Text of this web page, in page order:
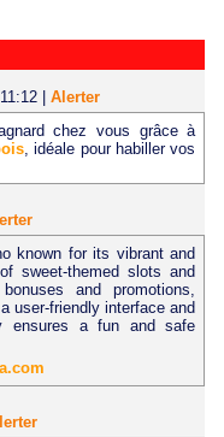
| Alerter
chez vous grâce à
, idéale pour habiller vos
known for its vibrant and
sweet-themed slots and
and promotions,
user-friendly interface and
ensures a fun and safe